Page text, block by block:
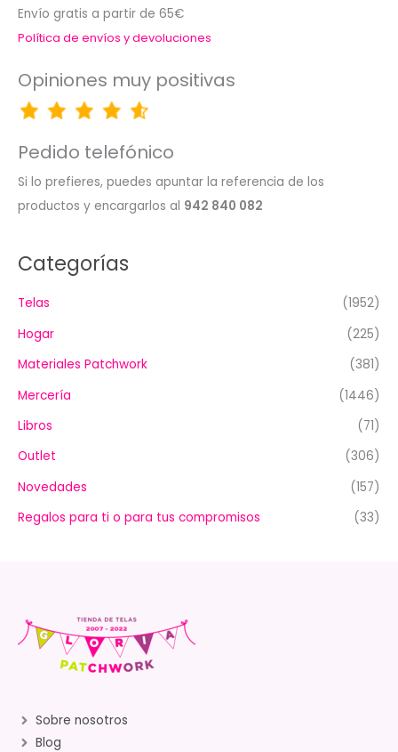
Envío gratis a partir de 65€
Política de envíos y devoluciones
Opiniones muy positivas
Pedido telefónico
Si lo prefieres, puedes apuntar la referencia de los
productos y encargarlos al 942 840 082
Categorías
Telas
(1952)
Hogar
(225)
Materiales Patchwork
(381)
Mercería
(1446)
Libros
(71)
Outlet
(306)
Novedades
(157)
Regalos para ti o para tus compromisos
(33)
Sobre nosotros
Blog